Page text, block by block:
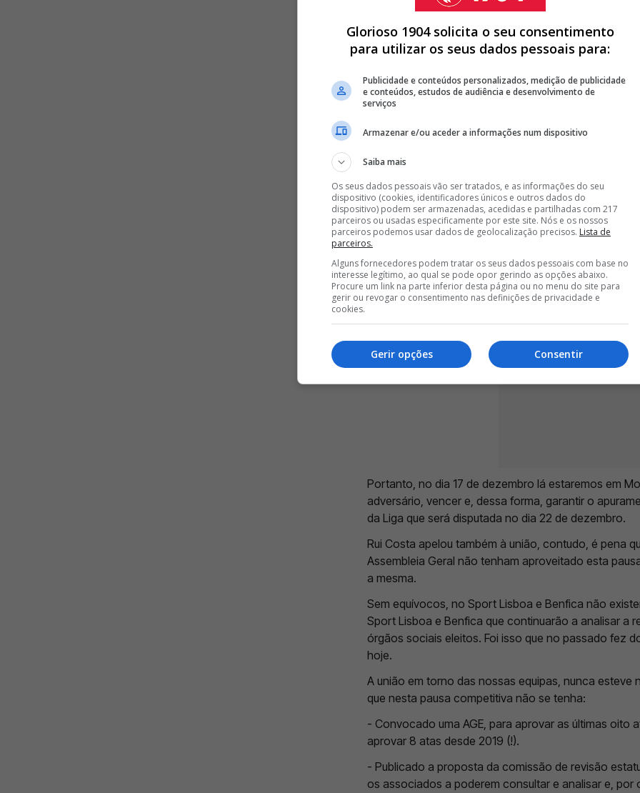
Mas o futebol é o momento e os meses anteriores
o Sport Lisboa e Benfica conquistar o 38.º
da Liga e se na Europa mantiver vivo o sonho de ir o
queremos é que o sonho se concretize em Istambul
Cosme Damião.
O pedido de moderação efetuado ontem pelo
momento desportivo, mas assumindo que ainda
por isso necessário manter o foco em todas as
engrandeceu o Sport Lisboa e Benfica: O jogo mais
Portanto, no dia 17 de dezembro lá estaremos em
adversário, vencer e, dessa forma, garantir o
da Liga que será disputada no dia 22 de dezembro.
Rui Costa apelou também à união, contudo, é pena
Assembleia Geral não tenham aproveitado esta
a mesma.
Sem equívocos, no Sport Lisboa e Benfica não
Sport Lisboa e Benfica que continuarão a analisar a
órgãos sociais eleitos. Foi isso que no passado fez
hoje.
A união em torno das nossas equipas, nunca esteve
que nesta pausa competitiva não se tenha:
- Convocado uma AGE, para aprovar as últimas oito
aprovar 8 atas desde 2019 (!).
- Publicado a proposta da comissão de revisão
os associados a poderem consultar e analisar e,
Glorioso 1904 solicita o seu consentimento
para utilizar os seus dados pessoais para:
Publicidade e conteúdos personalizados, medição de publicidade
e conteúdos, estudos de audiência e desenvolvimento de
serviços
Armazenar e/ou aceder a informações num dispositivo
Saiba mais
Os seus dados pessoais vão ser tratados, e as informações do seu
dispositivo (cookies, identificadores únicos e outros dados do
dispositivo) podem ser armazenadas, acedidas e partilhadas com 217
parceiros ou usadas especificamente por este site. Nós e os nossos
parceiros podemos usar dados de geolocalização precisos. Lista de
parceiros.
Alguns fornecedores podem tratar os seus dados pessoais com base no
interesse legítimo, ao qual se pode opor gerindo as opções abaixo.
Procure um link na parte inferior desta página ou no menu do site para
gerir ou revogar o consentimento nas definições de privacidade e
cookies.
Consentir
Gerir opções